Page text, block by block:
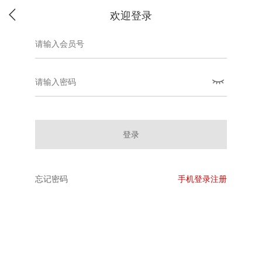
欢迎登录
登录
忘记密码 手机登录注册